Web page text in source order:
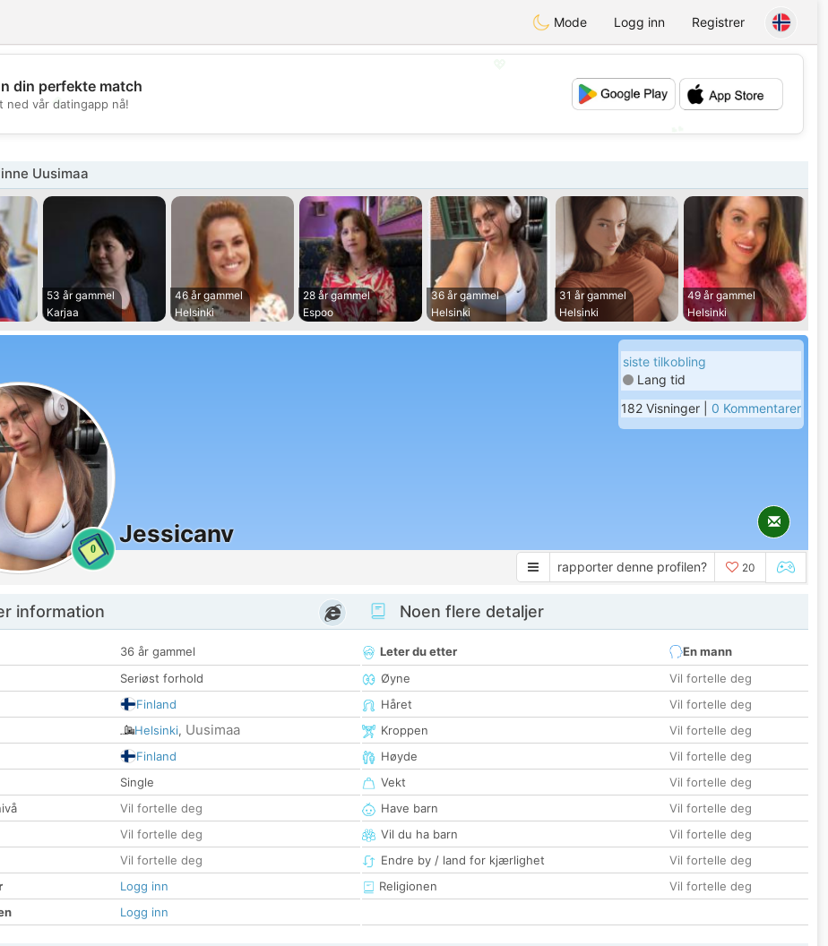
Mode Logg inn Registrer
💖
💕
din perfekte match
ned vår datingapp nå!
Uusimaa
53 år gammel
Karjaa
46 år gammel
Helsinki
28 år gammel
Espoo
36 år gammel
Helsinki
31 år gammel
Helsinki
49 år gammel
Helsinki
0
Jessicanv
siste tilkobling
Lang tid
182 Visninger | 0 Kommentarer
rapporter denne profilen? 20
information
36 år gammel
Seriøst forhold
Finland
Helsinki, Uusimaa
Finland
Single
Vil fortelle deg
Vil fortelle deg
Vil fortelle deg
Logg inn
Logg inn
Noen flere detaljer
Leter du etter
En mann
Øyne
Vil fortelle deg
Håret
Vil fortelle deg
Kroppen
Vil fortelle deg
Høyde
Vil fortelle deg
Vekt
Vil fortelle deg
Have barn
Vil fortelle deg
Vil du ha barn
Vil fortelle deg
Endre by / land for kjærlighet
Vil fortelle deg
Religionen
Vil fortelle deg